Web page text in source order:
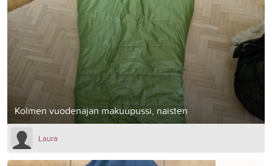
Kolmen vuodenajan makuupussi, naisten
Laura